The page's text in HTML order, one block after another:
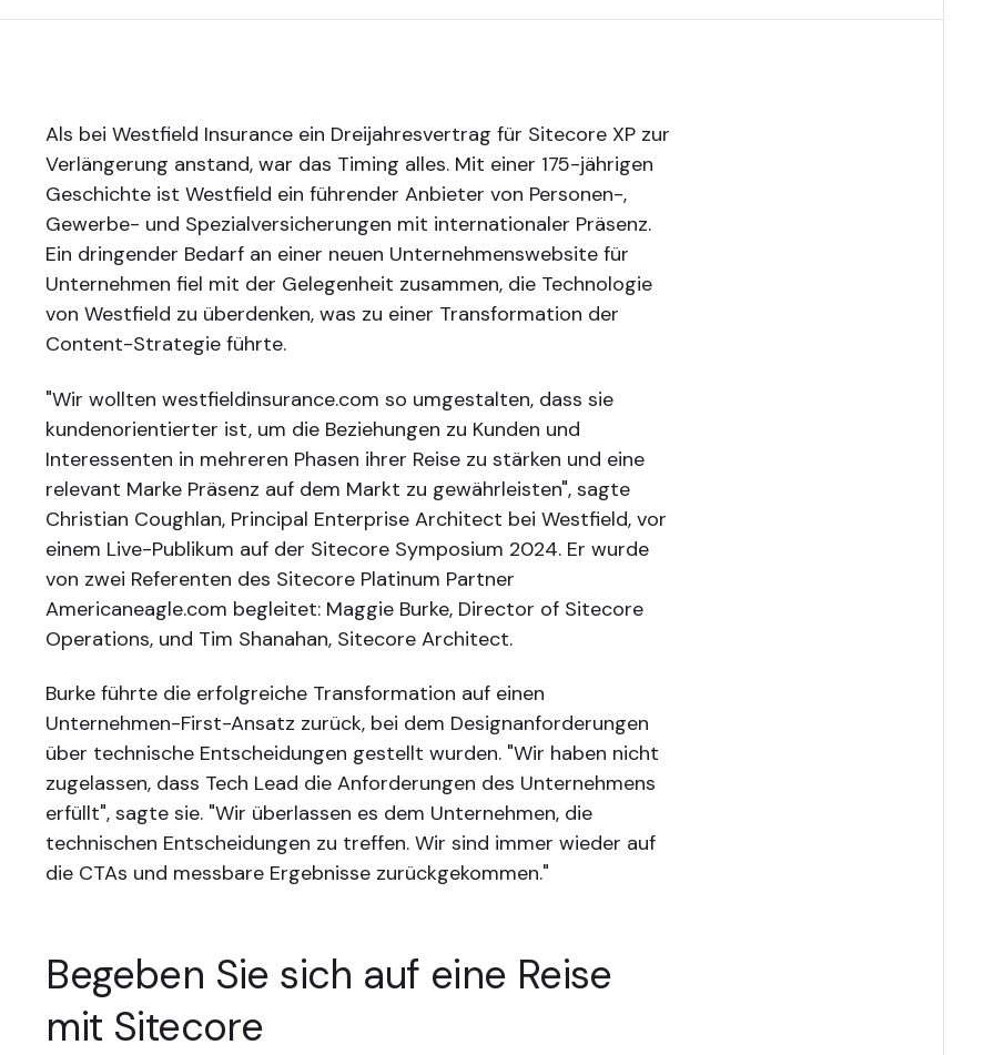
Als bei Westfield Insurance ein Dreijahresvertrag für Sitecore XP zur
Verlängerung anstand, war das Timing alles. Mit einer 175-jährigen
Geschichte ist Westfield ein führender Anbieter von Personen-,
Gewerbe- und Spezialversicherungen mit internationaler Präsenz.
Ein dringender Bedarf an einer neuen Unternehmenswebsite für
Unternehmen fiel mit der Gelegenheit zusammen, die Technologie
von Westfield zu überdenken, was zu einer Transformation der
Content-Strategie führte.
"Wir wollten westfieldinsurance.com so umgestalten, dass sie
kundenorientierter ist, um die Beziehungen zu Kunden und
Interessenten in mehreren Phasen ihrer Reise zu stärken und eine
relevant Marke Präsenz auf dem Markt zu gewährleisten", sagte
Christian Coughlan, Principal Enterprise Architect bei Westfield, vor
einem Live-Publikum auf der Sitecore Symposium 2024. Er wurde
von zwei Referenten des Sitecore Platinum Partner
Americaneagle.com begleitet: Maggie Burke, Director of Sitecore
Operations, und Tim Shanahan, Sitecore Architect.
Burke führte die erfolgreiche Transformation auf einen
Unternehmen-First-Ansatz zurück, bei dem Designanforderungen
über technische Entscheidungen gestellt wurden. "Wir haben nicht
zugelassen, dass Tech Lead die Anforderungen des Unternehmens
erfüllt", sagte sie. "Wir überlassen es dem Unternehmen, die
technischen Entscheidungen zu treffen. Wir sind immer wieder auf
die CTAs und messbare Ergebnisse zurückgekommen."
Begeben Sie sich auf eine Reise
mit Sitecore